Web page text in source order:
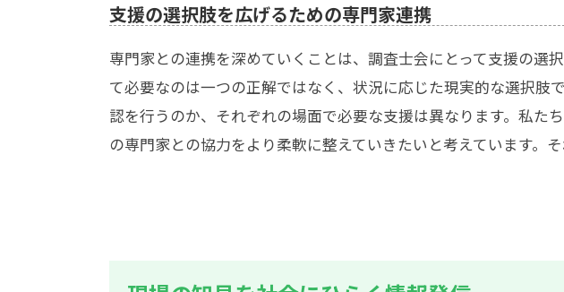
支援の選択肢を広げるための専門家連携
専門家との連携を深めていくことは、調査士会にとって支援の選
て必要なのは一つの正解ではなく、状況に応じた現実的な選択
認を行うのか、それぞれの場面で必要な支援は異なります。私
の専門家との協力をより柔軟に整えていきたいと考えています。